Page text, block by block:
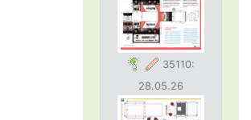
35110:
28.05.26